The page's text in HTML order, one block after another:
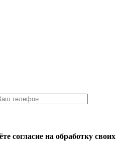
согласие на обработку своих